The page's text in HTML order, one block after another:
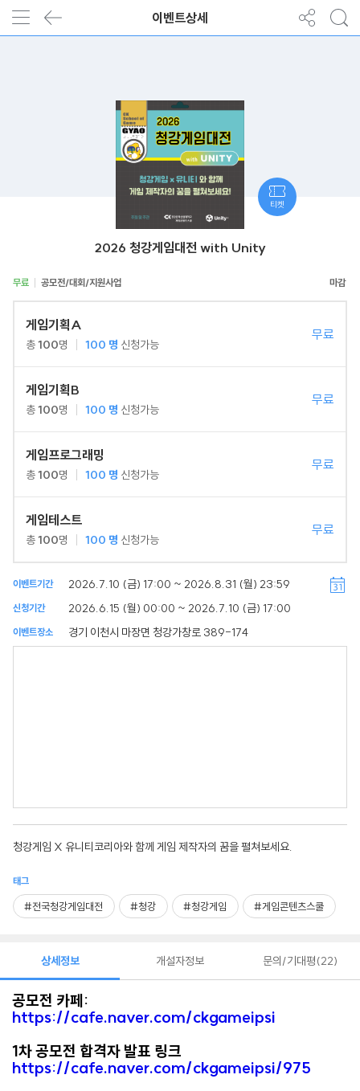
이벤트상세
2026 청강게임대전 with Unity
무료 공모전/대회/지원사업
게임기획A
총100명 100 명 신청가능
무료
게임기획B
총100명 100 명 신청가능
무료
게임프로그래밍
총100명 100 명 신청가능
무료
게임테스트
총100명 100 명 신청가능
무료
이벤트기간 2026.7.10 (금) 17:00 ~ 2026.8.31 (월) 23:59
신청기간 2026.6.15 (월) 00:00 ~ 2026.7.10 (금) 17:00
이벤트장소 경기 이천시 마장면 청강가창로 389-174
청강게임 X 유니티코리아와 함께 게임 제작자의 꿈을 펼쳐보세요.
태그
#전국청강게임대전 #청강 #청강게임 #게임콘텐츠스쿨
티켓
상세정보
공모전 카페:
https://cafe.naver.com/ckgameipsi
1차 공모전 합격자 발표 링크
https://cafe.naver.com/ckgameipsi/975
개설자정보 문의/기대평 22